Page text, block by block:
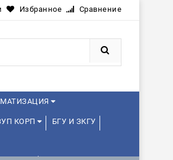
Избранное Сравнение
КОРП БГУ И ЗКГУ